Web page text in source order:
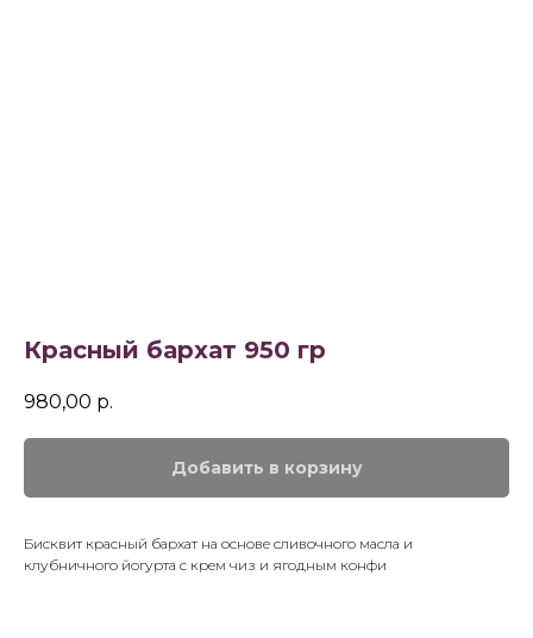
Красный бархат 950 гр
980,00 р.
Добавить в корзину
Бисквит красный бархат на основе сливочного масла и
клубничного йогурта с крем чиз и ягодным конфи